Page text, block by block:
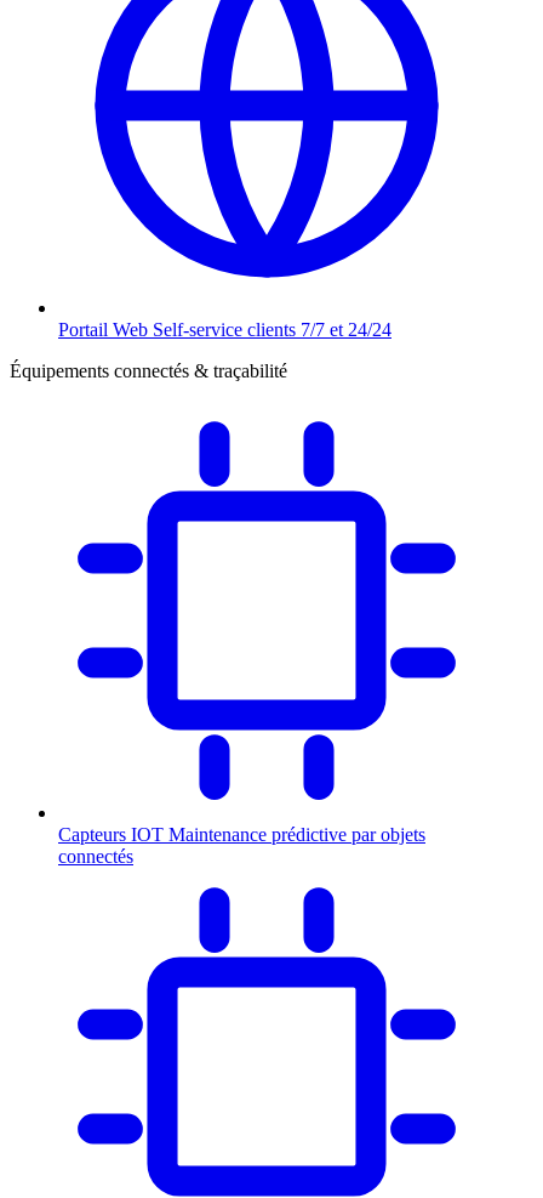
Portail Web Self-service clients 7/7 et 24/24
Équipements connectés & traçabilité
Capteurs IOT Maintenance prédictive par objets
connectés